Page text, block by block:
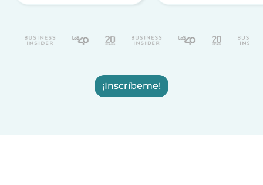
¡Inscríbeme!